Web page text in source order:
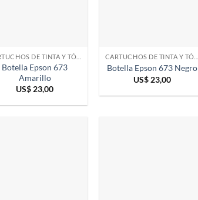
Botella Epson 673
Amarillo
US$ 23,00
Botella Epson 673 Negro
US$ 23,00